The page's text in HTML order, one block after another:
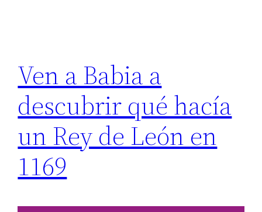
Ven a Babia a
descubrir qué hacía
un Rey de León en
1169